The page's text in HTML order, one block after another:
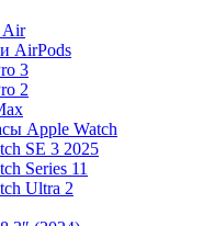
Air
AirPods
3
2
Apple Watch
SE 3 2025
Series 11
Ultra 2